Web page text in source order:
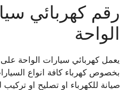
رقم كهربائي
الواحة
يعمل كهربائي سيارات الواحة
بخصوص كهرباء كافة انواع
صيانة للكهرباء او تصليح او